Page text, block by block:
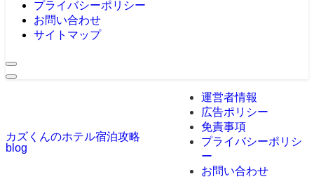
プライバシーポリシー
お問い合わせ
サイトマップ
カズくんのホテル宿泊攻略
blog
運営者情報
広告ポリシー
免責事項
プライバシーポリシ
ー
お問い合わせ